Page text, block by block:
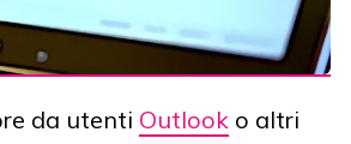
da utenti Outlook o altri